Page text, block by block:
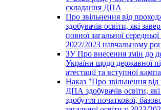
складання ДПА
Про звільнення від
здобувачів освіти, які
повної загальної
2022/2023 навчальному
ЗУ Про внесення змін до
України щодо державної
атестації та вступної
Наказ "Про звільнення
ДПА здобувачів освіти,
здобуття початкової,